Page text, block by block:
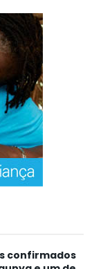
confirmados